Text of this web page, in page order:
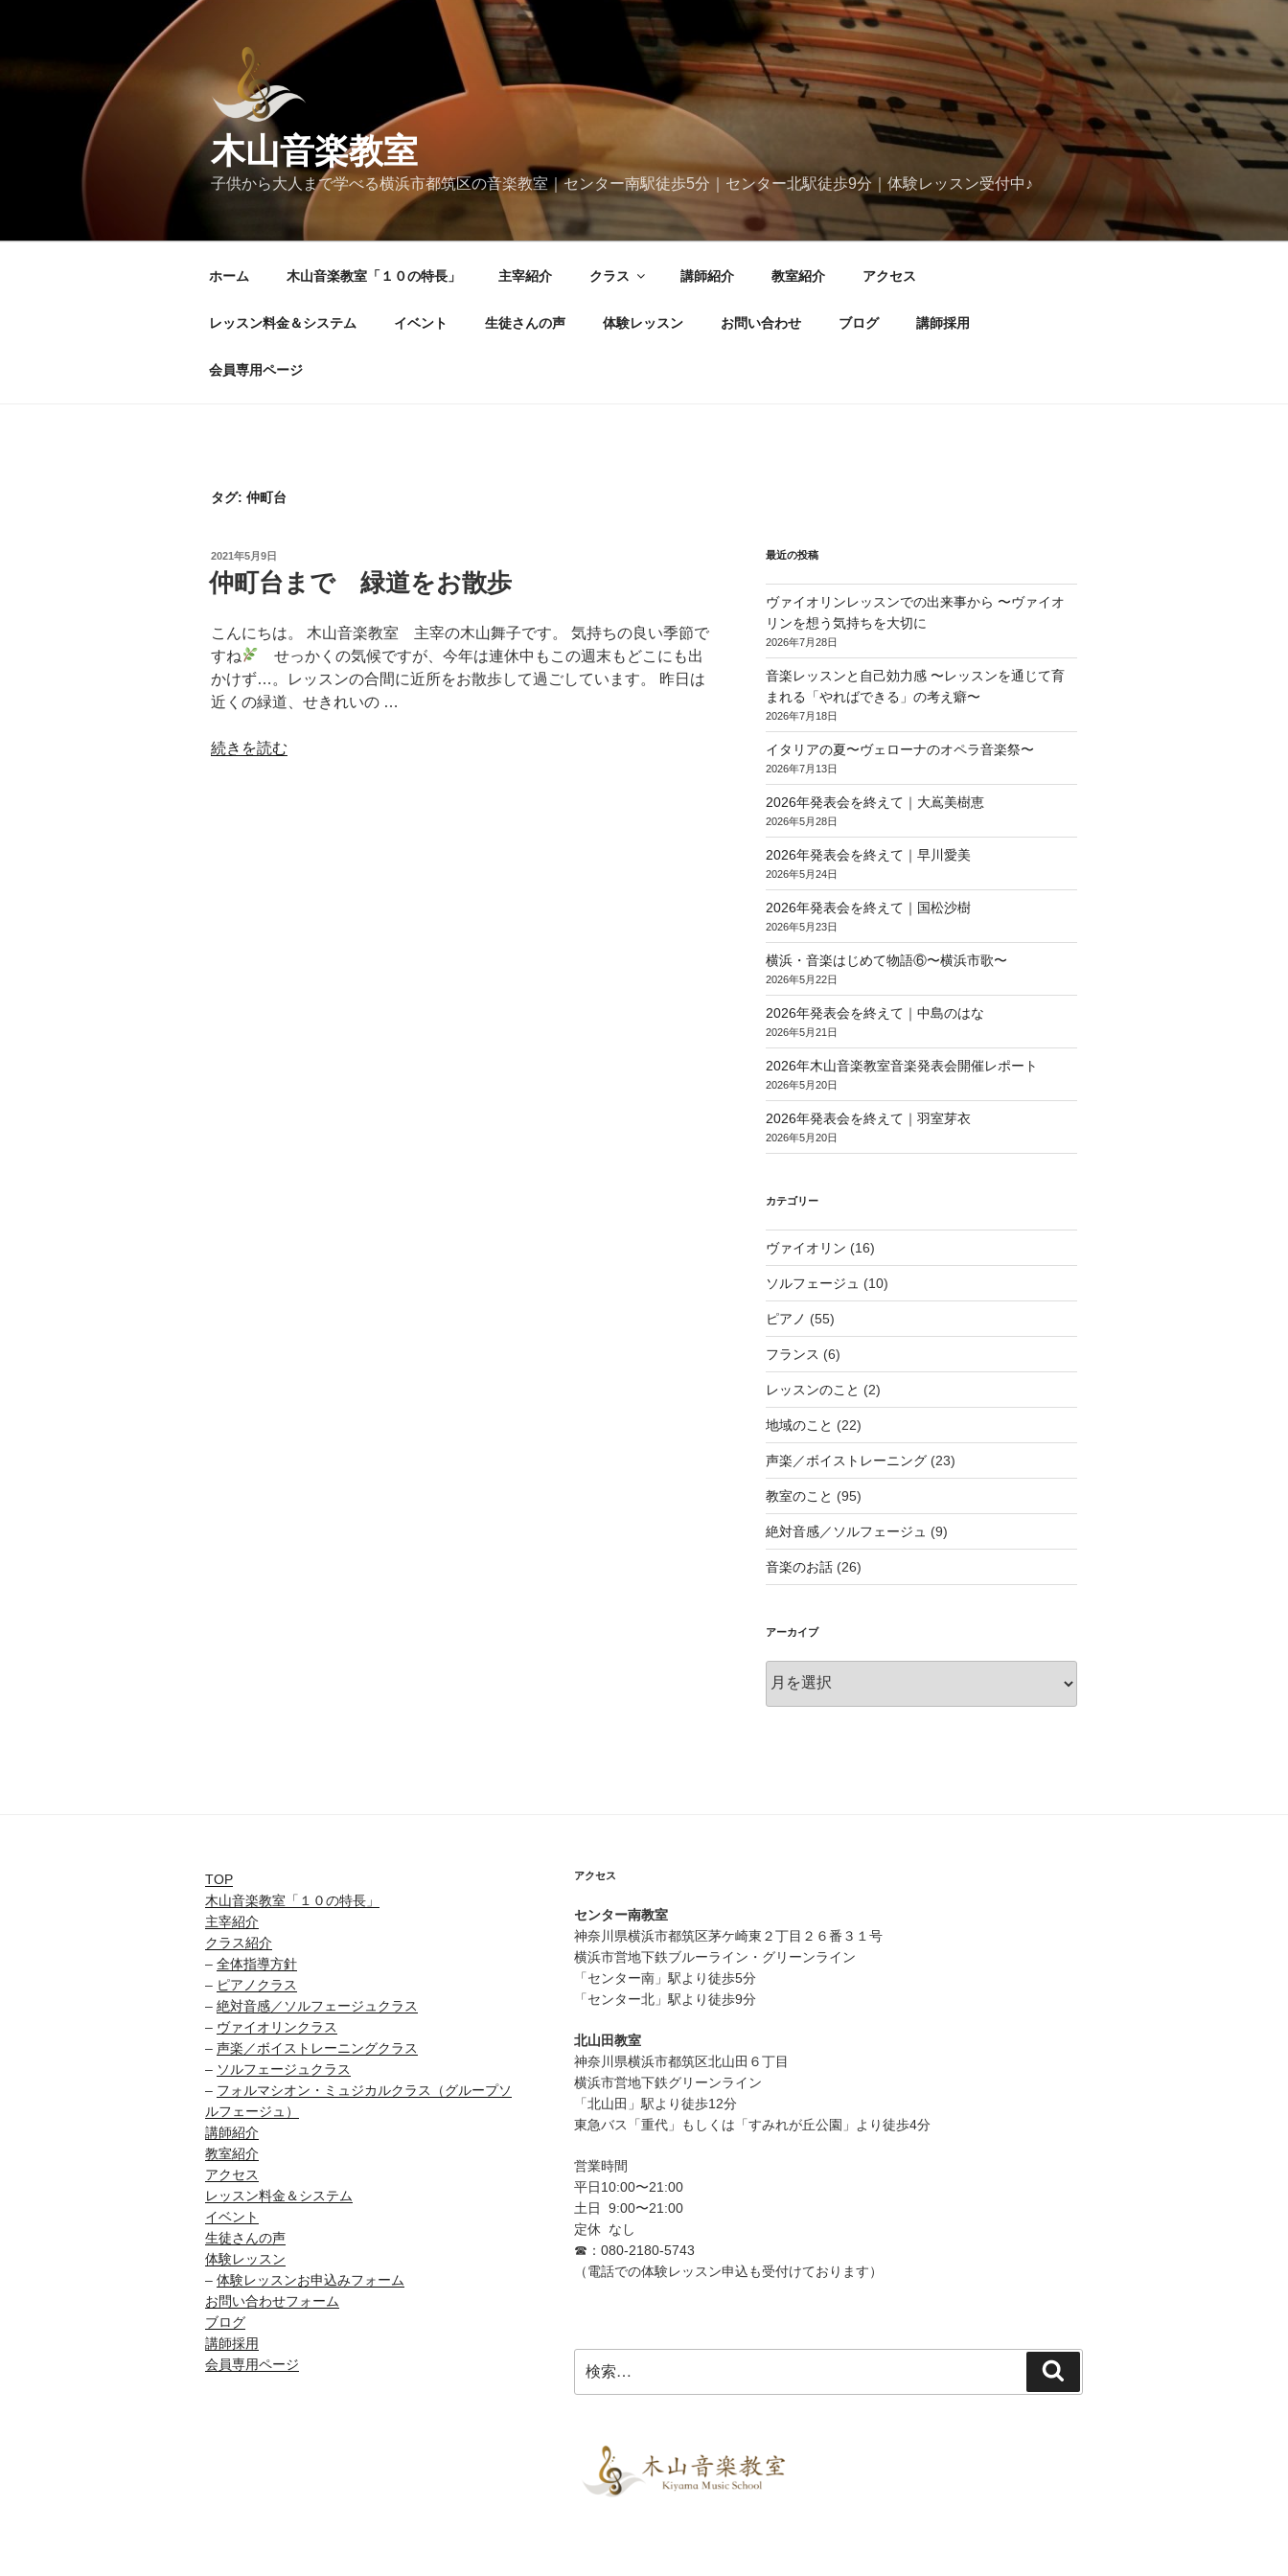
木山音楽教室
子供から大人まで学べる横浜市都筑区の音楽教室｜センター南駅徒歩5分｜センター北駅徒歩9分｜体験レッスン受付中♪
ホーム 木山音楽教室「１０の特長」 主宰紹介 クラス 講師紹介 教室紹介 アクセス
レッスン料金＆システム イベント 生徒さんの声 体験レッスン お問い合わせ ブログ 講師採用
会員専用ページ
タグ: 仲町台
投
稿
日:
2021年5月9日
仲町台まで 緑道をお散歩
こんにちは。 木山音楽教室 主宰の木山舞子です。 気持ちの良い季節で
すね
せっかくの気候ですが、今年は連休中もこの週末もどこにも出
かけず…。レッスンの合間に近所をお散歩して過ごしています。 昨日は
近くの緑道、せきれいの …
“仲
続きを読む
最近の投稿
ヴァイオリンレッスンでの出来事から 〜ヴァイオ
リンを想う気持ちを大切に
2026年7月28日
音楽レッスンと自己効力感 〜レッスンを通じて育
まれる「やればできる」の考え癖〜
2026年7月18日
イタリアの夏〜ヴェローナのオペラ音楽祭〜
2026年7月13日
2026年発表会を終えて｜大嶌美樹恵
2026年5月28日
2026年発表会を終えて｜早川愛美
2026年5月24日
2026年発表会を終えて｜国松沙樹
2026年5月23日
横浜・音楽はじめて物語⑥〜横浜市歌〜
2026年5月22日
2026年発表会を終えて｜中島のはな
2026年5月21日
2026年木山音楽教室音楽発表会開催レポート
2026年5月20日
2026年発表会を終えて｜羽室芽衣
2026年5月20日
カテゴリー
ヴァイオリン (16)
ソルフェージュ (10)
ピアノ (55)
フランス (6)
レッスンのこと (2)
地域のこと (22)
声楽／ボイストレーニング(23)
教室のこと (95)
絶対音感／ソルフェージュ (9)
音楽のお話(26)
アーカイブ
ー
カ
TOP
木山音楽教室「１０の特長」
主宰紹介
クラス紹介
– 全体指導方針
– ピアノクラス
– 絶対音感／ソルフェージュクラス
– ヴァイオリンクラス
– 声楽／ボイストレーニングクラス
– ソルフェージュクラス
– フォルマシオン・ミュジカルクラス（グループソ
ルフェージュ）
講師紹介
教室紹介
アクセス
レッスン料金＆システム
イベント
生徒さんの声
体験レッスン
– 体験レッスンお申込みフォーム
お問い合わせフォーム
ブログ
講師採用
会員専用ページ
アクセス
センター南教室
神奈川県横浜市都筑区茅ケ崎東２丁目２６番３１号
横浜市営地下鉄ブルーライン・グリーンライン
「センター南」駅より徒歩5分
「センター北」駅より徒歩9分
北山田教室
神奈川県横浜市都筑区北山田６丁目
横浜市営地下鉄グリーンライン
「北山田」駅より徒歩12分
東急バス「重代」もしくは「すみれが丘公園」より徒歩4分
営業時間
平日10:00〜21:00
土日 9:00〜21:00
定休 なし
☎︎：080-2180-5743
（電話での体験レッスン申込も受付けております）
索:
索